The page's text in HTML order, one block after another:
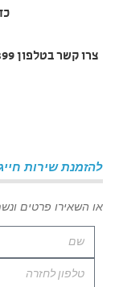
להזמנת שירות חייגו
או השאירו פרטים